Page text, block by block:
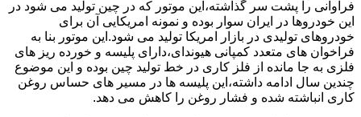
فراوانی را پشت سر گذاشته،این موتور که در چین تولید می شود در
این خودروها در ایران سوار بوده و نمونه امریکایی آن برای
خودروهای تولیدی در بازار امریکا تولید می شود.این موتور بنا به
فراخوان های متعدد کمپانی هیوندای،دارای پلیسه و خورده ریز های
فلزی به جا مانده از فلز کاری در خط تولید چین بوده و این موضوع
چندین سال ادامه داشته،این پلیسه ها در مسیر های حساس روغن
کاری انباشته شده و فشار روغن را کاهش می دهد.